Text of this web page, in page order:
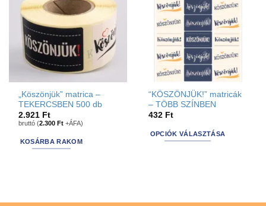
„Köszönjük” matrica –
TEKERCSBEN 500 db
2.921 Ft
bruttó (2.300Ft +ÁFA)
KOSÁRBA RAKOM
“KÖSZÖNJÜK!” matricák
– TÖBB SZÍNBEN
432 Ft
OPCIÓK VÁLASZTÁSA